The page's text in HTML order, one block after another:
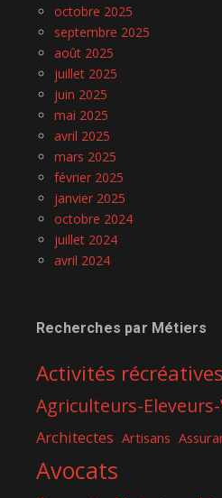
octobre 2025
septembre 2025
août 2025
juillet 2025
juin 2025
mai 2025
avril 2025
mars 2025
février 2025
janvier 2025
octobre 2024
juillet 2024
avril 2024
Recherches par Métiers
Activités récréatives
Agriculteurs-
Architectes Artisans
Avocats